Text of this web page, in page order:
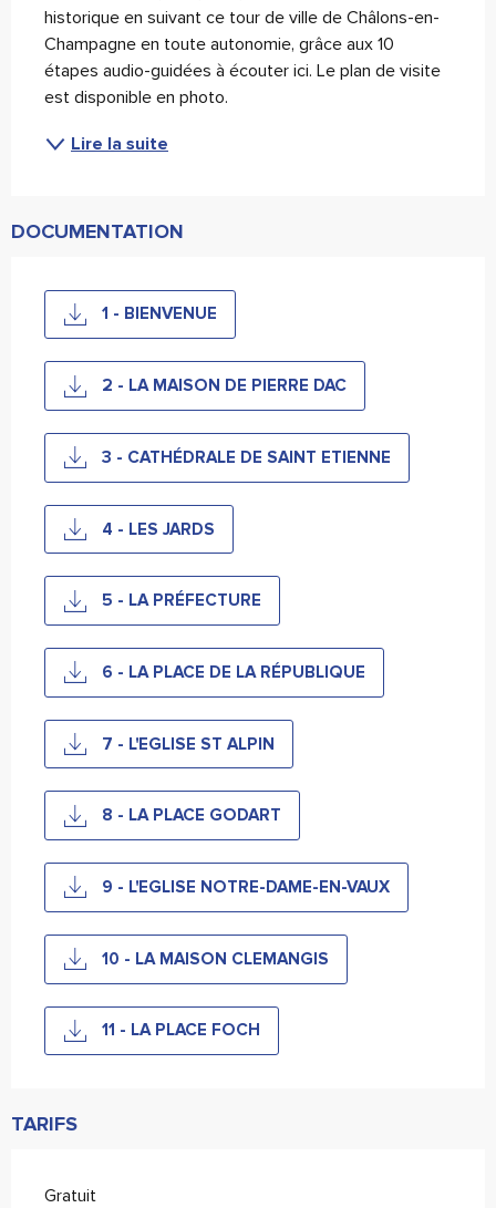
historique en suivant ce tour de ville de Châlons-en-
Champagne en toute autonomie, grâce aux 10
étapes audio-guidées à écouter ici. Le plan de visite
est disponible en photo.
Lire la suite
DOCUMENTATION
1 - BIENVENUE
2 - LA MAISON DE PIERRE DAC
3 - CATHÉDRALE DE SAINT ETIENNE
4 - LES JARDS
5 - LA PRÉFECTURE
6 - LA PLACE DE LA RÉPUBLIQUE
7 - L'EGLISE ST ALPIN
8 - LA PLACE GODART
9 - L'EGLISE NOTRE-DAME-EN-VAUX
10 - LA MAISON CLEMANGIS
11 - LA PLACE FOCH
TARIFS
Gratuit